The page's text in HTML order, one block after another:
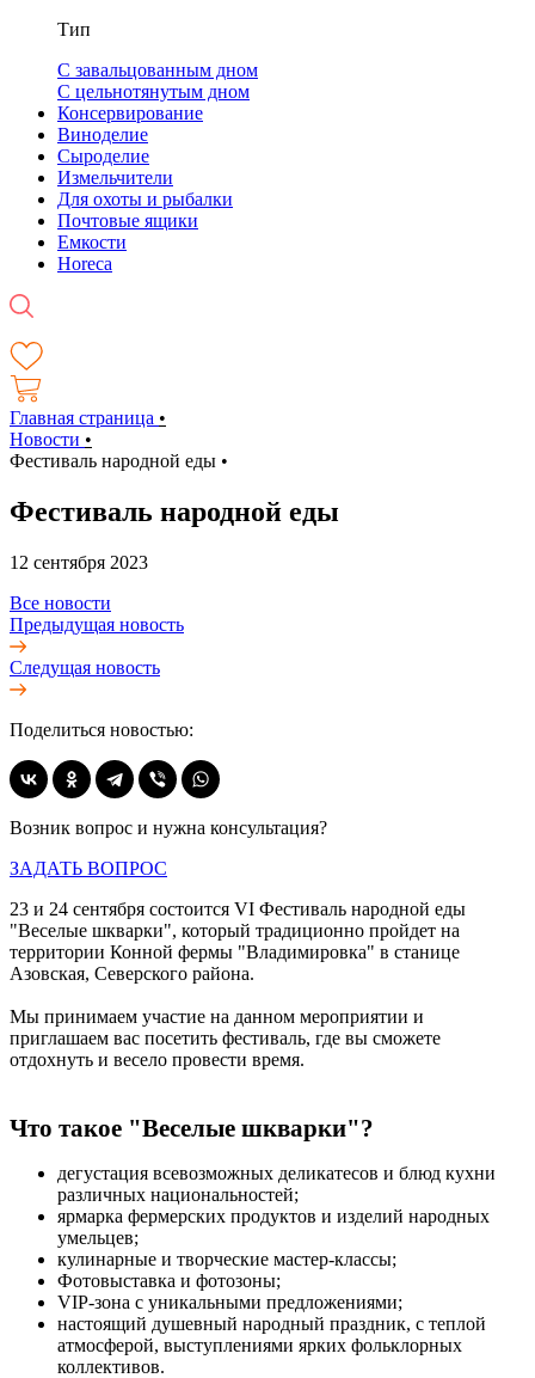
Тип
С завальцованным дном
С цельнотянутым дном
Консервирование
Виноделие
Сыроделие
Измельчители
Для охоты и рыбалки
Почтовые ящики
Емкости
Horeca
Главная страница •
Новости •
Фестиваль народной еды •
Фестиваль народной еды
12 сентября 2023
Все новости
Предыдущая новость
Следущая новость
Поделиться новостью:
Возник вопрос и нужна консультация?
ЗАДАТЬ ВОПРОС
23 и 24 сентября состоится VI Фестиваль народной еды
"Веселые шкварки", который традиционно пройдет на
территории Конной фермы "Владимировка" в станице
Азовская, Северского района.
Мы принимаем участие на данном мероприятии и
приглашаем вас посетить фестиваль, где вы сможете
отдохнуть и весело провести время.
Что такое "Веселые шкварки"?
дегустация всевозможных деликатесов и блюд кухни
различных национальностей;
ярмарка фермерских продуктов и изделий народных
умельцев;
кулинарные и творческие мастер-классы;
Фотовыставка и фотозоны;
VIP-зона с уникальными предложениями;
настоящий душевный народный праздник, с теплой
атмосферой, выступлениями ярких фольклорных
коллективов.